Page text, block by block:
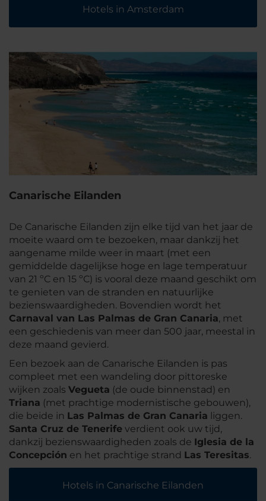
Hotels in Amsterdam
Canarische Eilanden
De Canarische Eilanden zijn elke tijd van het jaar de
moeite waard om te bezoeken, maar dankzij het
aangename milde weer in maart (met een
gemiddelde dagelijkse hoge en lage temperatuur
van 21 ºC en 15 ºC) is vooral deze maand geschikt om
te genieten van de stranden en natuurlijke
bezienswaardigheden. Bovendien wordt het
Carnaval van Las Palmas de Gran Canaria, met
een geschiedenis van meer dan 500 jaar, meestal in
deze maand gevierd.
Een bezoek aan de Canarische Eilanden is pas
compleet met een wandeling door pittoreske
wijken zoals Vegueta (de oude binnenstad) en
Triana (met prachtige modernistische gebouwen),
die beide in Las Palmas de Gran Canaria liggen.
Santa Cruz de Tenerife verdient ook uw tijd,
dankzij bezienswaardigheden zoals de Iglesia de la
Concepción en het prachtige strand Las Teresitas.
Hotels in Canarische Eilanden